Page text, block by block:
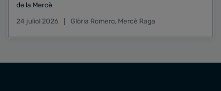
de la Mercè
24 juliol 2026
Glòria Romero, Mercè Raga